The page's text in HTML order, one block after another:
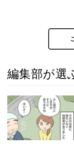
編集部が選